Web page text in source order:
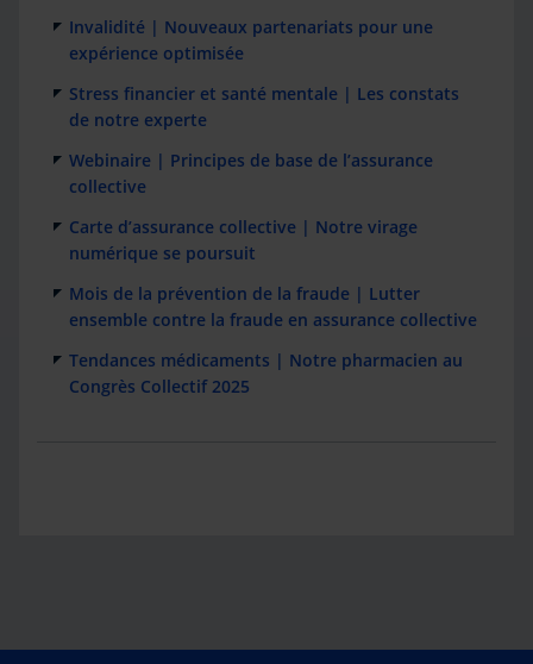
Invalidité | Nouveaux partenariats pour une
expérience optimisée
Stress financier et santé mentale | Les constats
de notre experte
Webinaire | Principes de base de l’assurance
collective
Carte d’assurance collective | Notre virage
numérique se poursuit
Mois de la prévention de la fraude | Lutter
ensemble contre la fraude en assurance collective
Tendances médicaments | Notre pharmacien au
Congrès Collectif 2025